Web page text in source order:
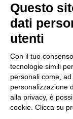
P.IVA 02330030129 |
Copyright © 2025 |
Arsizio (VA) via
33.21.86| Fax0331
Tutti i diritti riservati -
Questo
dati
utenti
Con il tuo
tecnologie simili
personali come,
personalizzazione
alla privacy, è
cookie. Clicca su